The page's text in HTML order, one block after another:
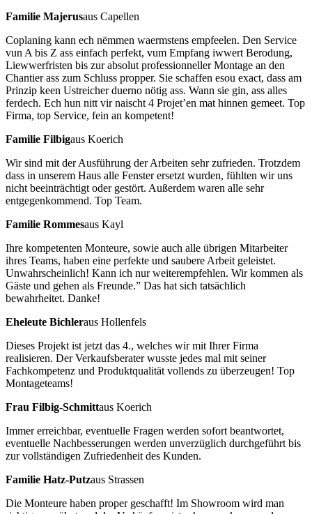
Familie Majerusaus Capellen
Coplaning kann ech nëmmen waermstens empfeelen. Den Service
vun A bis Z ass einfach perfekt, vum Empfang iwwert Berodung,
Liewwerfristen bis zur absolut professionneller Montage an den
Chantier ass zum Schluss propper. Sie schaffen esou exact, dass am
Prinzip keen Ustreicher duerno nötig ass. Wann sie gin, ass alles
ferdech. Ech hun nitt vir naischt 4 Projet’en mat hinnen gemeet. Top
Firma, top Service, fein an kompetent!
Familie Filbigaus Koerich
Wir sind mit der Ausführung der Arbeiten sehr zufrieden. Trotzdem
dass in unserem Haus alle Fenster ersetzt wurden, fühlten wir uns
nicht beeinträchtigt oder gestört. Außerdem waren alle sehr
entgegenkommend. Top Team.
Familie Rommesaus Kayl
Ihre kompetenten Monteure, sowie auch alle übrigen Mitarbeiter
ihres Teams, haben eine perfekte und saubere Arbeit geleistet.
Unwahrscheinlich! Kann ich nur weiterempfehlen. Wir kommen als
Gäste und gehen als Freunde.” Das hat sich tatsächlich
bewahrheitet. Danke!
Eheleute Bichleraus Hollenfels
Dieses Projekt ist jetzt das 4., welches wir mit Ihrer Firma
realisieren. Der Verkaufsberater wusste jedes mal mit seiner
Fachkompetenz und Produktqualität vollends zu überzeugen! Top
Montageteams!
Frau Filbig-Schmittaus Koerich
Immer erreichbar, eventuelle Fragen werden sofort beantwortet,
eventuelle Nachbesserungen werden unverzüglich durchgeführt bis
zur vollständigen Zufriedenheit des Kunden.
Familie Hatz-Putzaus Strassen
Die Monteure haben proper geschafft! Im Showroom wird man